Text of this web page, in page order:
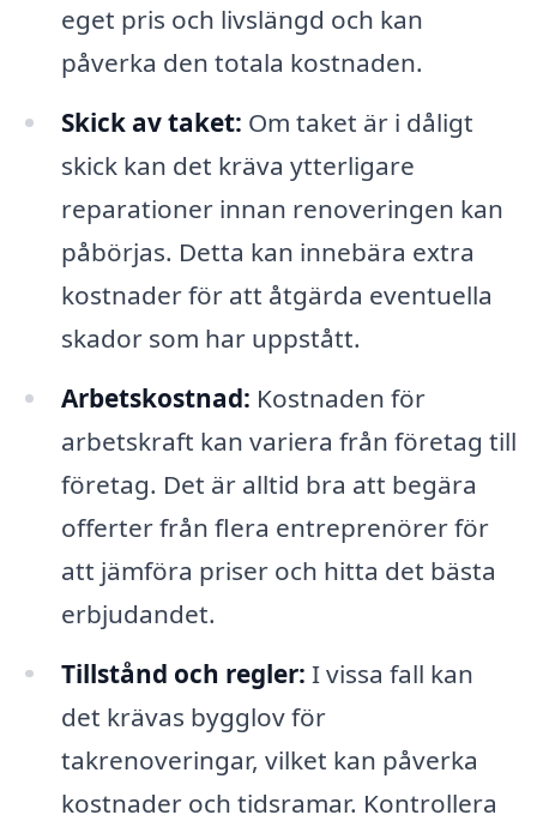
eget pris och livslängd och kan
påverka den totala kostnaden.
Skick av taket: Om taket är i dåligt
skick kan det kräva ytterligare
reparationer innan renoveringen kan
påbörjas. Detta kan innebära extra
kostnader för att åtgärda eventuella
skador som har uppstått.
Arbetskostnad: Kostnaden för
arbetskraft kan variera från företag till
företag. Det är alltid bra att begära
offerter från flera entreprenörer för
att jämföra priser och hitta det bästa
erbjudandet.
Tillstånd och regler: I vissa fall kan
det krävas bygglov för
takrenoveringar, vilket kan påverka
kostnader och tidsramar. Kontrollera